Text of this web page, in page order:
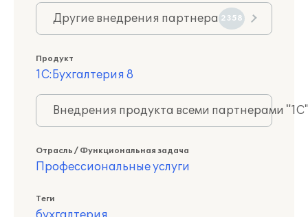
Другие внедрения партнера 2358
Продукт
1С:Бухгалтерия 8
Внедрения продукта всеми партнерами
Отрасль / Функциональная задача
Профессиональные услуги
Теги